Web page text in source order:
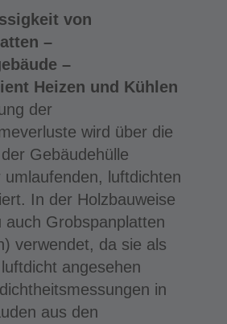
von
–
–
Heizen und Kühlen
der
wird über die
Gebäudehülle
umlaufenden, luftdichten
In der Holzbauweise
auch Grobspanplatten
verwendet, da sie als
angesehen
in
aus den